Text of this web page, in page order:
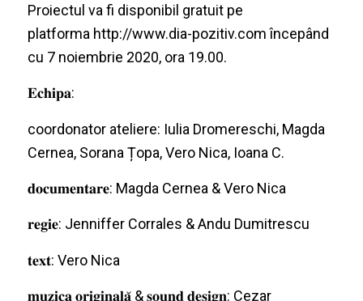
Proiectul va fi disponibil gratuit pe
platforma http://www.dia-pozitiv.comîncepând
cu 7 noiembrie 2020, ora 19.00.
𝐄𝐜𝐡𝐢𝐩𝐚:
coordonator ateliere: Iulia Dromereschi, Magda
Cernea, Sorana Țopa, Vero Nica, Ioana C.
𝐝𝐨𝐜𝐮𝐦𝐞𝐧𝐭𝐚𝐫𝐞: Magda Cernea & Vero Nica
𝐫𝐞𝐠𝐢𝐞: Jenniffer Corrales & Andu Dumitrescu
𝐭𝐞𝐱𝐭: Vero Nica
𝐦𝐮𝐳𝐢𝐜𝐚 𝐨𝐫𝐢𝐠𝐢𝐧𝐚𝐥𝐚̆ & 𝐬𝐨𝐮𝐧𝐝 𝐝𝐞𝐬𝐢𝐠𝐧: Cezar